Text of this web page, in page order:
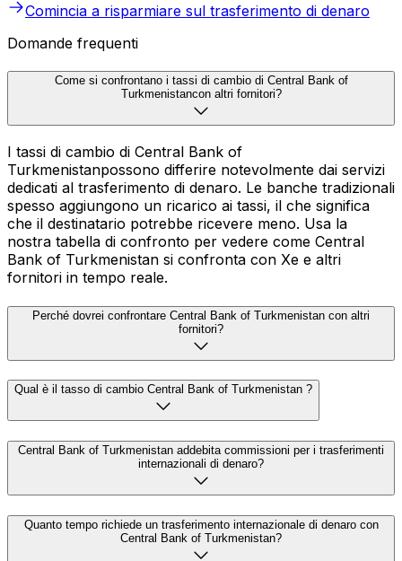
Comincia a risparmiare sul trasferimento di denaro
Domande frequenti
Come si confrontano i tassi di cambio di Central Bank of
Turkmenistancon altri fornitori?
I tassi di cambio di Central Bank of
Turkmenistanpossono differire notevolmente dai servizi
dedicati al trasferimento di denaro. Le banche tradizionali
spesso aggiungono un ricarico ai tassi, il che significa
che il destinatario potrebbe ricevere meno. Usa la
nostra tabella di confronto per vedere come Central
Bank of Turkmenistan si confronta con Xe e altri
fornitori in tempo reale.
Perché dovrei confrontare Central Bank of Turkmenistan con altri
fornitori?
Qual è il tasso di cambio Central Bank of Turkmenistan ?
Central Bank of Turkmenistan addebita commissioni per i trasferimenti
internazionali di denaro?
Quanto tempo richiede un trasferimento internazionale di denaro con
Central Bank of Turkmenistan?